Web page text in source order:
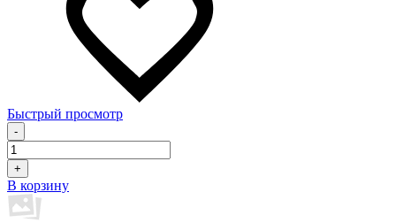
Быстрый просмотр
-
+
В корзину